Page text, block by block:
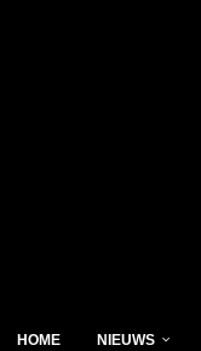
HOME NIEUWS